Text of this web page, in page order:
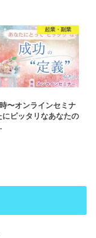
起業・副業
〜オンラインセミナ
にピッタリなあなたの